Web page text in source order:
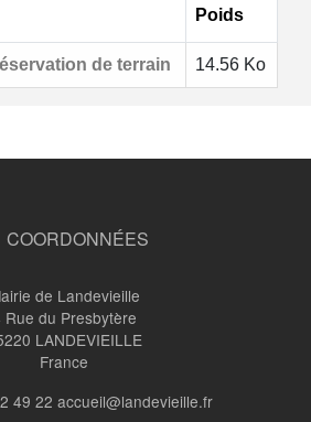
Poids
de terrain 14.56 Ko
COORDONNÉES
de Landevieille
Rue du Presbytère
LANDEVIEILLE
France
49 22 accueil@landevieille.fr